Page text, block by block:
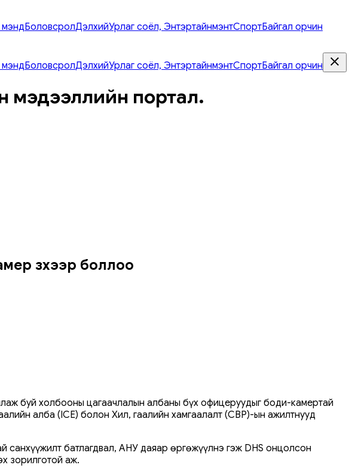
БоловсролДэлхийУрлаг соёл, ЭнтэртайнмэнтСпортБайгал орчин
БоловсролДэлхийУрлаг соёл, ЭнтэртайнмэнтСпортБайгал орчин
мэдээллийн портал.
зүүхээр боллоо
буй холбооны цагаачлалын албаны бүх офицеруудыг боди-камертай
алба (ICE) болон Хил, гаалийн хамгаалалт (CBP)-ын ажилтнууд
батлагдвал, АНУ даяар өргөжүүлнэ гэж DHS онцолсон
зорилготой аж.